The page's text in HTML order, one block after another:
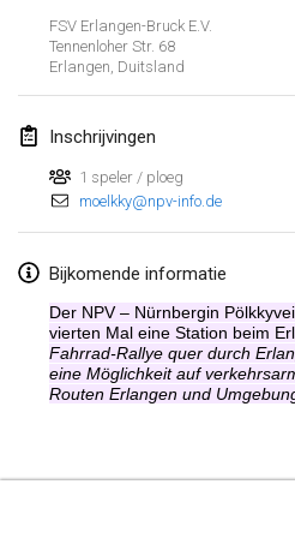
FSV Erlangen-Bruck E.V.
Tennenloher Str. 68
Erlangen Duitsland
Inschrijvingen
1 speler / ploeg
moelkky@npv-info.de
Bijkomende informatie
Der NPV – Nürnbergin
vierten Mal eine Station beim
Fahrrad-Rallye quer durch
eine Möglichkeit auf
Routen Erlangen und
februari 2019
2 feb. 2019
Lumi Mölkky
9 feb. 2019|Finland
9 feb. 2019|Frankrijk
OTH
16 feb. 2019